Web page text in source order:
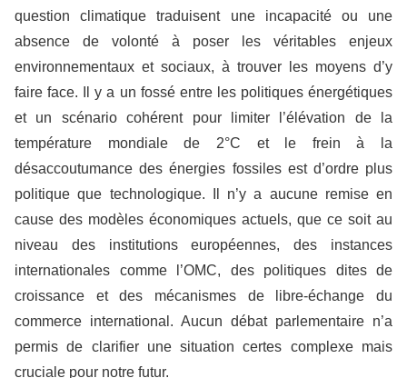
question climatique traduisent une incapacité ou une
absence de volonté à poser les véritables enjeux
environnementaux et sociaux, à trouver les moyens d’y
faire face. Il y a un fossé entre les politiques énergétiques
et un scénario cohérent pour limiter l’élévation de la
température mondiale de 2°C et le frein à la
désaccoutumance des énergies fossiles est d’ordre plus
politique que technologique. Il n’y a aucune remise en
cause des modèles économiques actuels, que ce soit au
niveau des institutions européennes, des instances
internationales comme l’OMC, des politiques dites de
croissance et des mécanismes de libre-échange du
commerce international. Aucun débat parlementaire n’a
permis de clarifier une situation certes complexe mais
cruciale pour notre futur.